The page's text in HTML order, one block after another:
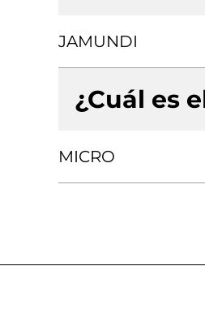
JAMUNDI
¿Cuál es
MICRO